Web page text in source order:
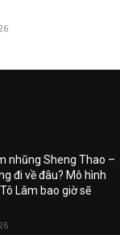
nhũng Sheng Thao –
đi về đâu? Mô hình
Lâm bao giờ sẽ